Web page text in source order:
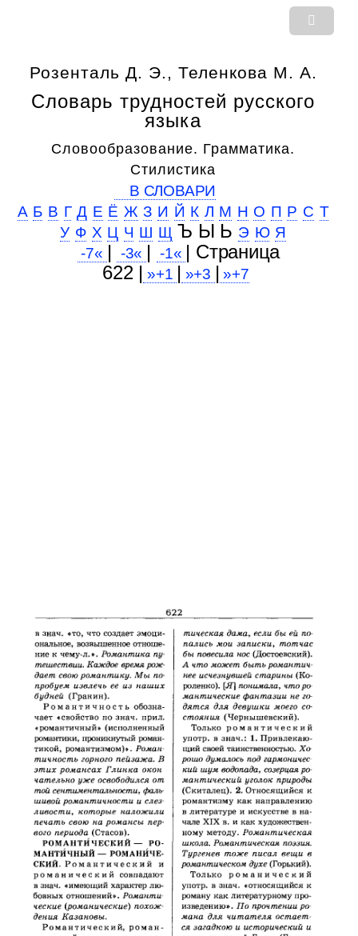
Розенталь Д. Э., Теленкова М. А.
Словарь трудностей русского
языка
Словообразование. Грамматика.
Стилистика
В СЛОВАРИ
А Б В Г Д Е Ё Ж З И Й К Л М Н О П Р С Т
У Ф Х Ц Ч Ш Щ Ъ Ы Ь Э Ю Я
-7« | -3« | -1« | Cтраница
622 | »+1 | »+3 | »+7